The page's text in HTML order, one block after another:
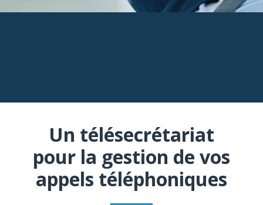
Un télésecrétariat
pour la gestion de vos
appels téléphoniques